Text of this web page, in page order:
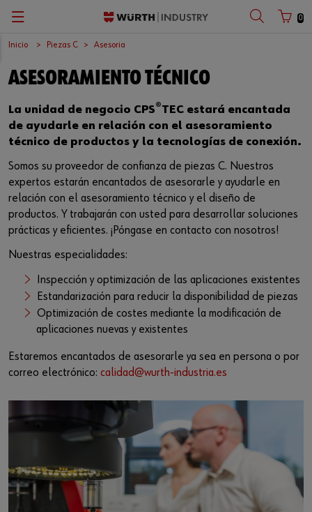
0
Zurück
Número de socio
Contraseña
¿Ha olvidado su contraseña?
Recordar datos de acceso
Iniciar sesión
o
¿Le gustaría ser un cliente online?
Regístrese aquí en tres pasos sencillos para usar todas las
Ventas solo para clientes empresariales
Registrarse ahora
Zurück
Gestión de piezas C
Máxima seguridad
Sistema Kanban
Sistemas para los puestos de trabajo
Aprovisionamiento electrónico
Sistema de gestión de almacenes
Gestión de materiales
Integración de proveedores
Industrias
Zurück
Seguridad laboral
Productos químicos
Productos de aplicación específica
Surtidos
Elementos de fijación
Conjuntos
Herramientas
Piezas especiales
Zurück
Calidad
Superficies
Zurück
Empresa
Centro logístico europeo
Sostenibilidad
Compliance
Eventos
Ferias
Noticias
Descarga
Zurück
El trabajo perfecto
Oportunidades laborales
Zurück
Español
English
Inicio Piezas C Asesoria
ASESORAMIENTO TÉCNICO
La unidad de negocio CPS®TEC estará encantada
de ayudarle en relación con el asesoramiento
técnico de productos y la tecnologías de conexión.
Somos su proveedor de confianza de piezas C. Nuestros
expertos estarán encantados de asesorarle y ayudarle en
relación con el asesoramiento técnico y el diseño de
productos. Y trabajarán con usted para desarrollar soluciones
prácticas y eficientes. ¡Póngase en contacto con nosotros!
Nuestras especialidades:
Inspección y optimización de las aplicaciones existentes
Estandarización para reducir la disponibilidad de piezas
Optimización de costes mediante la modificación de
aplicaciones nuevas y existentes
Estaremos encantados de asesorarle ya sea en persona o por
correo electrónico: calidad@wurth-industria.es